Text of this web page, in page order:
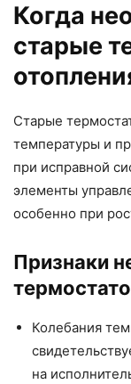
Когда
старые
Старые
температуры и
при исправной
элементы
особенно при
Признаки
Колебания
на